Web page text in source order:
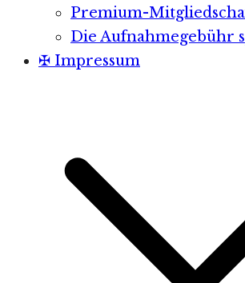
Premium-
Die Aufnahmegebühr
✠ Impressum